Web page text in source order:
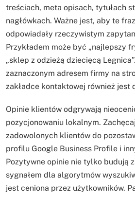
treściach, meta opisach, tytułach
nagłówkach. Ważne jest, aby te
odpowiadały rzeczywistym
Przykładem może być „najlepszy
„sklep z odzieżą dziecięcą
zaznaczonym adresem firmy na
zakładce kontaktowej również jest
Opinie klientów odgrywają
pozycjonowaniu lokalnym.
zadowolonych klientów do
profilu Google Business Profile i
Pozytywne opinie nie tylko budują
sygnałem dla algorytmów
jest ceniona przez użytkowników.